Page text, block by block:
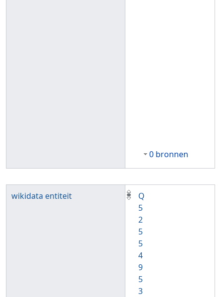
0 bronnen
wikidata entiteit
Q
5
2
5
5
4
9
5
3